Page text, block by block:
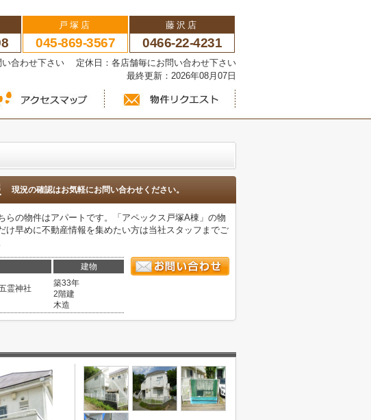
戸塚店
045-869-3567
藤沢店
0466-22-4231
い合わせ下さい 定休日：各店舗毎にお問い合わせ下さい
最終更新：2026年08月07日
現況の確認はお気軽にお問い合わせください。
の物件はアパートです。「アペックス戸塚A棟」の物
早めに不動産情報を集めたい方は当社スタッフまでご
建物
霊神社
築33年
2階建
木造